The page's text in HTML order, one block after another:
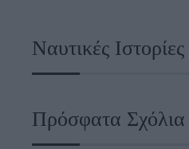
Ναυτικές Ιστορίες
Πρόσφατα Σχόλια